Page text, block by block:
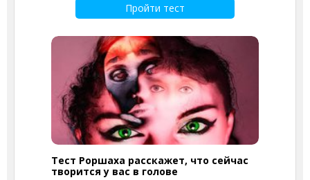
Пройти тест
Тест Роршаха расскажет, что сейчас
творится у вас в голове